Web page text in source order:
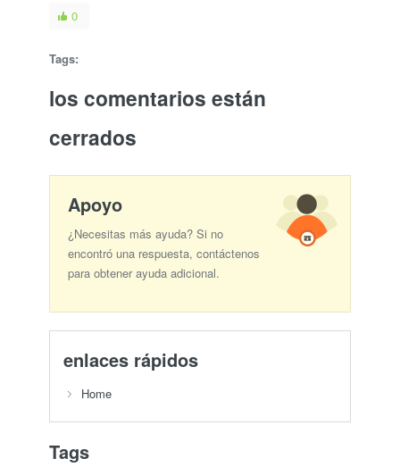
0
Tags:
los comentarios están
cerrados
Apoyo
¿Necesitas más ayuda? Si no
encontró una respuesta, contáctenos
para obtener ayuda adicional.
enlaces rápidos
Home
Tags